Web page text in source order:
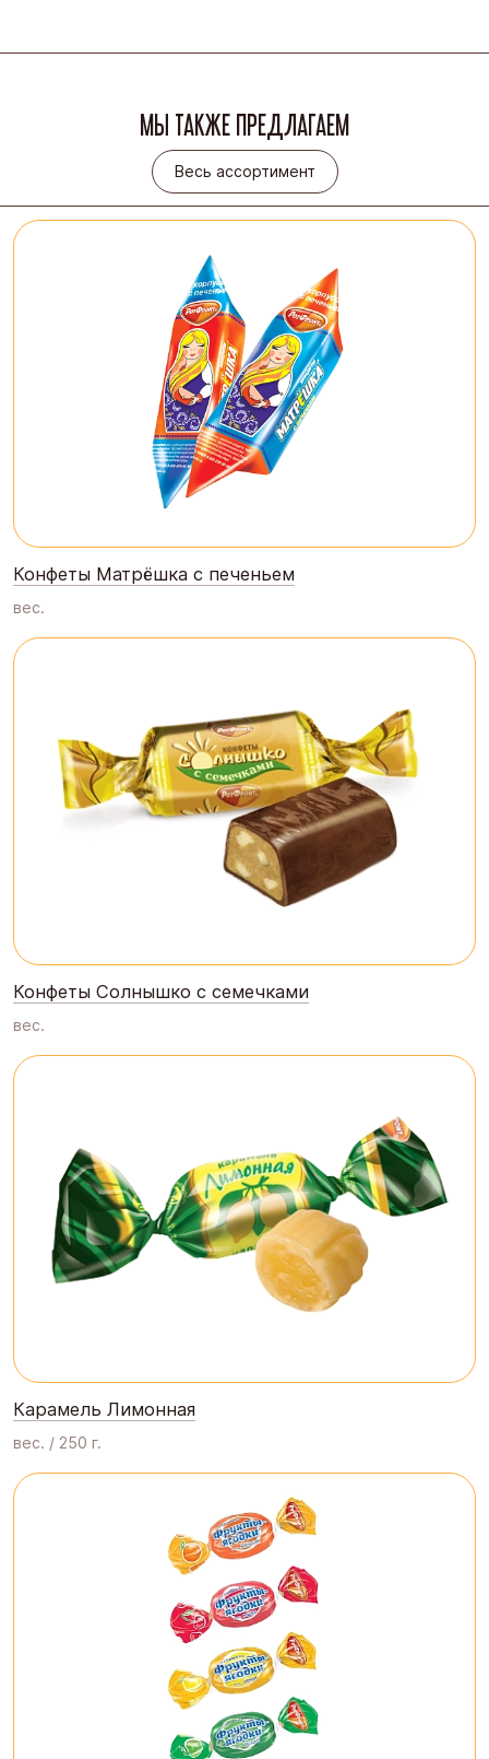
МЫ ТАКЖЕ ПРЕДЛАГАЕМ
Весь ассортимент
Весь ассортимент
Конфеты Матрёшка с печеньем
вес.
Конфеты Солнышко с семечками
вес.
Карамель Лимонная
вес. / 250 г.